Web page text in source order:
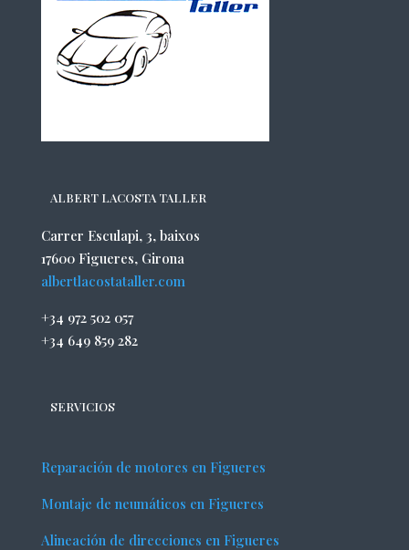
ALBERT LACOSTA TALLER
Carrer Esculapi, 3, baixos
17600 Figueres, Girona
albertlacostataller.com
+34 972 502 057
+34 649 859 282
SERVICIOS
Reparación de motores en Figueres
Montaje de neumáticos en Figueres
Alineación de direcciones en Figueres